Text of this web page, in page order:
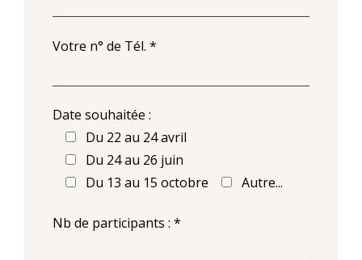
Votre n° de Tél. *
Date souhaitée :
Du 22 au 24 avril
Du 24 au 26 juin
Du 13 au 15 octobre
Autre...
Nb de participants : *